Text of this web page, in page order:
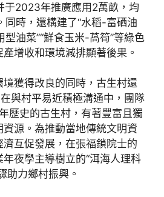
于2023年推廣應用2萬畝，均
同時，還構建了“水稻-富硒油
型油菜”“鮮食玉米-萵筍”等綠色
增收和環境減排顯著後果。
獲得改良的同時，古生村還
與村平易近積極溝通中，團隊
歷史的古生村，有著豐富且獨
源。為推動當地傳統文明資
互促發展，在張福鎖院士的
夜學主導樹立的“洱海人理科
助力鄉村振興。